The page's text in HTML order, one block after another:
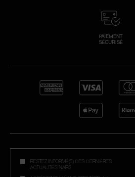
PAIEMENT
SÉCURISÉ
RESTEZ INFORMÉ(E) DES DERNIÈRES
ACTUALITÉS NARS